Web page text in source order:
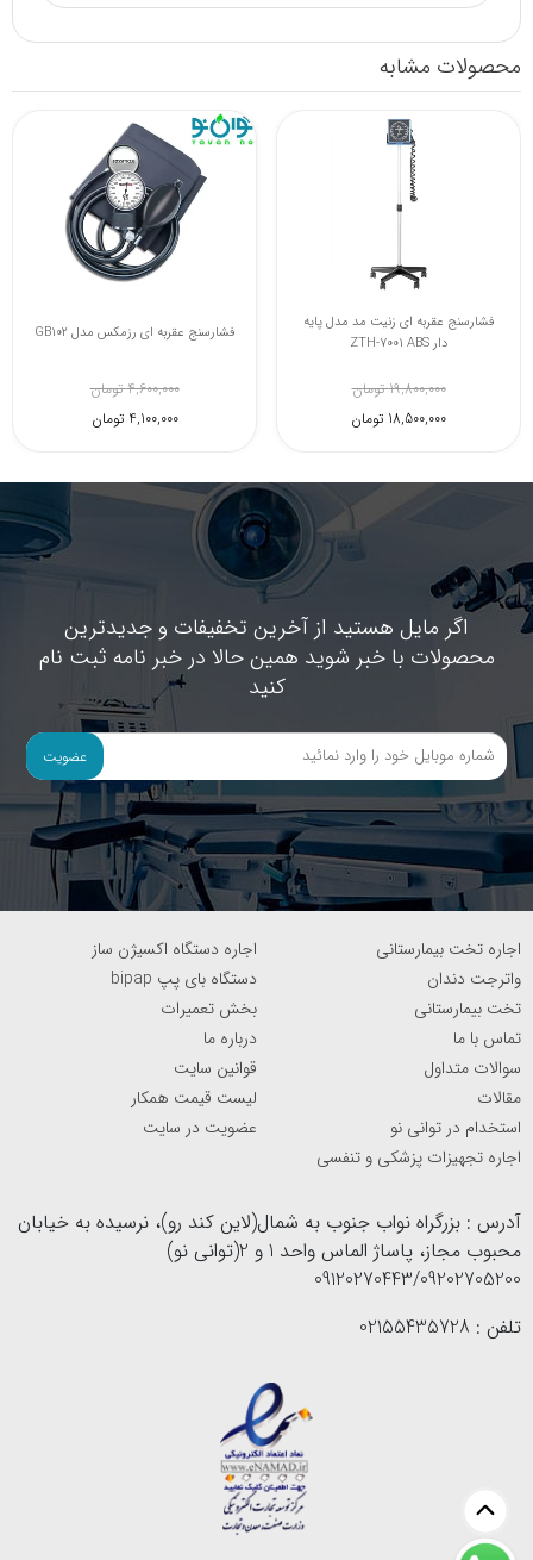
محصولات مشابه
فشارسنج عقربه ای رزمکس مدل GB102
4,600,000 تومان
4,100,000 تومان
فشارسنج عقربه ای زنیت مد مدل پایه
دار ZTH-7001 ABS
19,800,000 تومان
18,500,000 تومان
اگر مایل هستید از آخرین تخفیفات و جدیدترین
محصولات با خبر شوید همین حالا در خبر نامه ثبت نام
کنید
عضویت
اجاره تخت بیمارستانی
اجاره دستگاه اکسیژن ساز
واترجت دندان
دستگاه بای پپ bipap
تخت بیمارستانی
بخش تعمیرات
تماس با ما
درباره ما
سوالات متداول
قوانین سایت
مقالات
لیست قیمت همکار
استخدام در توانی نو
عضویت در سایت
اجاره تجهیزات پزشکی و تنفسی
آدرس : بزرگراه نواب جنوب به شمال(لاین کند رو)، نرسیده به خیابان
محبوب مجاز، پاساژ الماس واحد 1 و 2(توانی نو)
09120270443/09202705200
تلفن : 02155435728